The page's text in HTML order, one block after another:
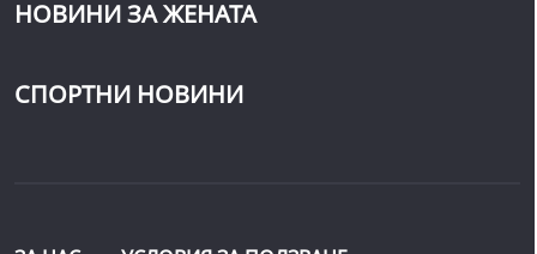
НОВИНИ ЗА ЖЕНАТА
СПОРТНИ НОВИНИ